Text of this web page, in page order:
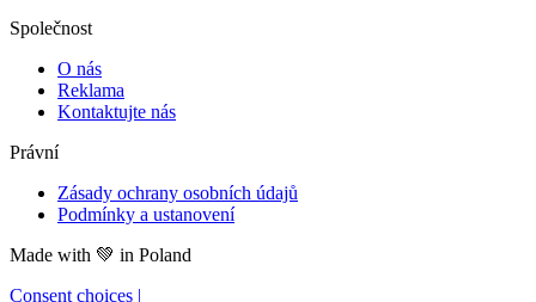
Společnost
O nás
Reklama
Kontaktujte nás
Právní
Zásady ochrany osobních údajů
Podmínky a ustanovení
Made with 💚 in Poland
Consent choices |